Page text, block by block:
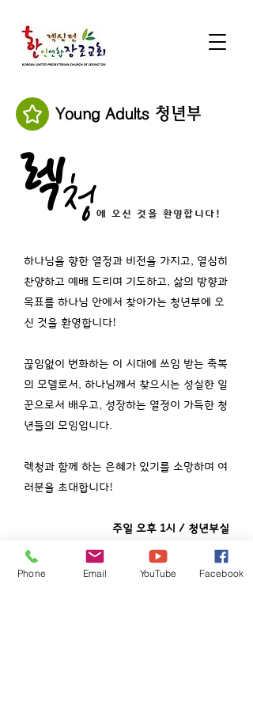
Young Adults 청년부
렉청에 오신 것을 환영합니다!
하나님을 향한 열정과 비전을 가지고, 열심히
찬양하고 예배 드리며 기도하고, 삶의 방향과
목표를 하나님 안에서 찾아가는 청년부에 오
신 것을 환영합니다!
끊임없이 변화하는 이 시대에 쓰임 받는 축복
의 모델로서, 하나님께서 찾으시는 성실한 일
꾼으로서 배우고, 성장하는 열정이 가득한 청
년들의 모임입니다.
렉청과 함께 하는 은혜가 있기를 소망하며 여
러분을 초대합니다!
​주일 오후 1시 / 청년부실
Founded 1977
Phone Email YouTube Facebook